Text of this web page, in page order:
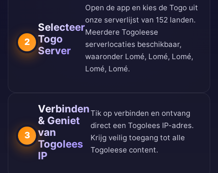
2
Selecteer
Togo
Server
Open de app en kies de Togo uit
onze serverlijst van 152 landen.
Meerdere Togoleese
serverlocaties beschikbaar,
waaronder Lomé, Lomé, Lomé,
Lomé, Lomé.
3
Verbinden
& Geniet
van
Togolees
IP
Tik op verbinden en ontvang
direct een Togolees IP-adres.
Krijg veilig toegang tot alle
Togoleese content.